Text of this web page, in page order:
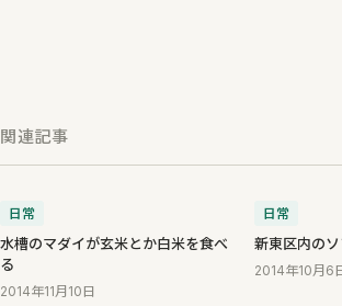
関連記事
日常
水槽のマダイが玄米とか白米を食べ
る
2014年11月10日
日常
新東区内の
2014年10月6